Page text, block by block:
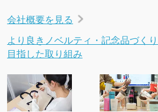
会社概要を見る
より良きノベルティ・記念品づく
目指した取り組み